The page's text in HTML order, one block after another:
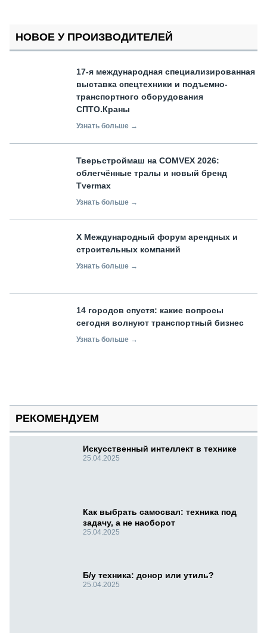
НОВОЕ У ПРОИЗВОДИТЕЛЕЙ
17-я международная специализированная
выставка спецтехники и подъемно-
транспортного оборудования
СПТО.Краны
Узнать больше →
Тверьстроймаш на COMVEX 2026:
облегчённые тралы и новый бренд
Tvermax
Узнать больше →
X Международный форум арендных и
строительных компаний
Узнать больше →
14 городов спустя: какие вопросы
сегодня волнуют транспортный бизнес
Узнать больше →
РЕКОМЕНДУЕМ
Искусственный интеллект в технике
25.04.2025
Как выбрать самосвал: техника под
задачу, а не наоборот
25.04.2025
Б/у техника: донор или утиль?
25.04.2025